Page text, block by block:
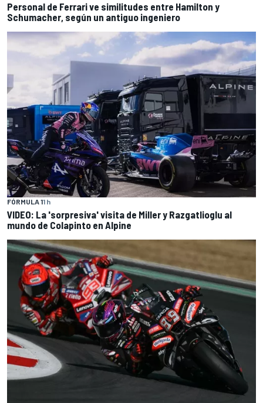
Personal de Ferrari ve similitudes entre Hamilton y
Schumacher, según un antiguo ingeniero
FÓRMULA 11 h
VIDEO: La 'sorpresiva' visita de Miller y Razgatlioglu al
mundo de Colapinto en Alpine